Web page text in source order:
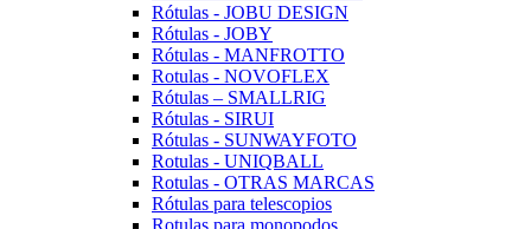
Rótulas - JOBU DESIGN
Rótulas - JOBY
Rótulas - MANFROTTO
Rotulas - NOVOFLEX
Rótulas – SMALLRIG
Rótulas - SIRUI
Rótulas - SUNWAYFOTO
Rotulas - UNIQBALL
Rotulas - OTRAS MARCAS
Rótulas para telescopios
Rotulas para monopodos